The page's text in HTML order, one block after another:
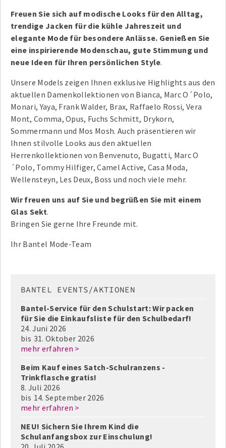
Freuen Sie sich auf modische Looks für den Alltag,
trendige Jacken für die kühle Jahreszeit und
elegante Mode für besondere Anlässe. Genießen Sie
eine inspirierende Modenschau, gute Stimmung und
neue Ideen für Ihren persönlichen Style.
Unsere Models zeigen Ihnen exklusive Highlights aus den
aktuellen Damenkollektionen von Bianca, Marc O´Polo,
Monari, Yaya, Frank Walder, Brax, Raffaelo Rossi, Vera
Mont, Comma, Opus, Fuchs Schmitt, Drykorn,
Sommermann und Mos Mosh. Auch präsentieren wir
Ihnen stilvolle Looks aus den aktuellen
Herrenkollektionen von Benvenuto, Bugatti, Marc O
´Polo, Tommy Hilfiger, Camel Active, Casa Moda,
Wellensteyn, Les Deux, Boss und noch viele mehr.
Wir freuen uns auf Sie und begrüßen Sie mit einem
Glas Sekt.
Bringen Sie gerne Ihre Freunde mit.
Ihr Bantel Mode-Team
BANTEL EVENTS/AKTIONEN
Bantel-Service für den Schulstart: Wir packen
für Sie die Einkaufsliste für den Schulbedarf!
24. Juni 2026
bis 31. Oktober 2026
mehr erfahren >
Beim Kauf eines Satch-Schulranzens -
Trinkflasche gratis!
8. Juli 2026
bis 14. September 2026
mehr erfahren >
NEU! Sichern Sie Ihrem Kind die
Schulanfangsbox zur Einschulung!